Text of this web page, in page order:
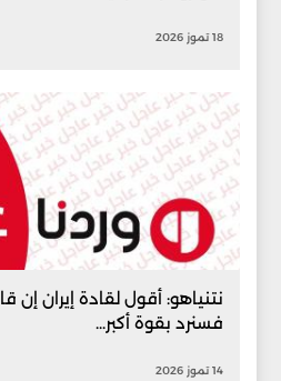
18 تموز 2026
نتنياهو: أقول لقادة إيران إن
فسنرد بقوة أكبر...
14 تموز 2026